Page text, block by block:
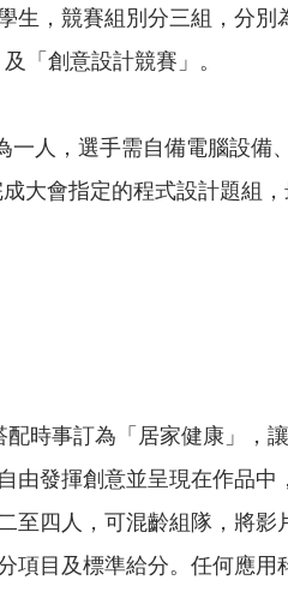
生，競賽組別分三組，分別
「創意設計競賽」。
大會指定的程式設計題組
由發揮創意並呈現在作品中
至四人，可混齡組隊，將
項目及標準給分。任何應